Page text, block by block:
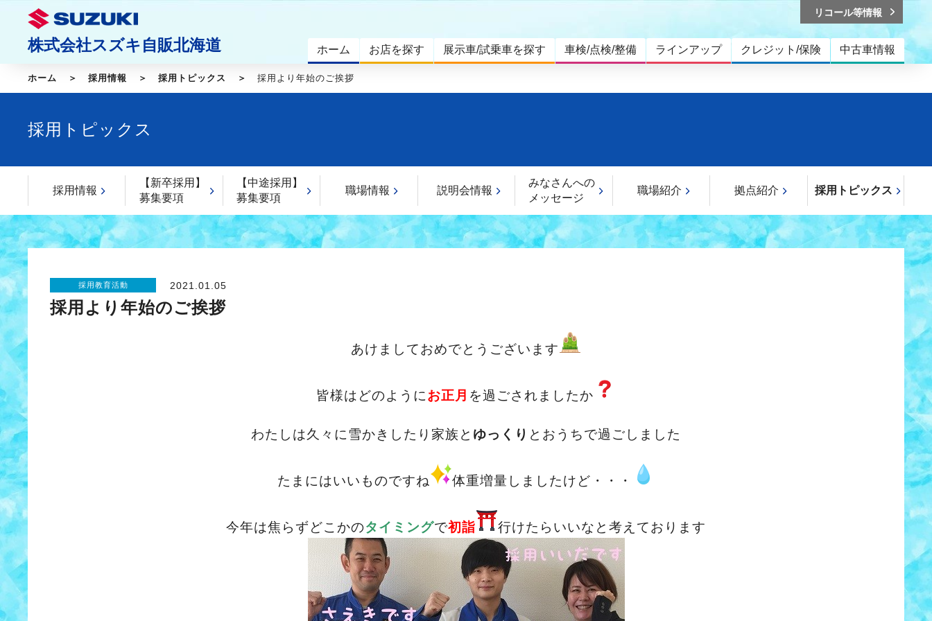
株式会社スズキ自販北海道 ホーム お店を探す 展示車/試乗車を探す 車検/点検/整備 ラインアップ クレジット/保険 中古車情報
リコール等情報
ホーム 採用情報 採用トピックス 採用より年始のご挨拶
採用トピックス
採用情報
【新卒採用】
募集要項
【中途採用】
募集要項
職場情報 説明会情報
みなさんへの
メッセージ
職場紹介 拠点紹介 採用トピックス
採用教育活動 2021.01.05
採用より年始のご挨拶
あけましておめでとうございます
皆様はどのようにお正月 を過ごされましたか
わたしは久々に雪かきしたり家族と ゆっくり とおうちで過ごしました
たまにはいいものですね 体重増量しましたけど・・・
今年は焦らずどこかのタイミングで初詣 行けたらいいなと考えております